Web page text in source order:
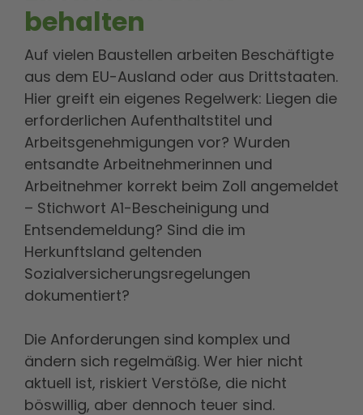
behalten
Auf vielen Baustellen arbeiten Beschäftigte
aus dem EU-Ausland oder aus Drittstaaten.
Hier greift ein eigenes Regelwerk: Liegen die
erforderlichen Aufenthaltstitel und
Arbeitsgenehmigungen vor? Wurden
entsandte Arbeitnehmerinnen und
Arbeitnehmer korrekt beim Zoll angemeldet
– Stichwort A1-Bescheinigung und
Entsendemeldung? Sind die im
Herkunftsland geltenden
Sozialversicherungsregelungen
dokumentiert?
Die Anforderungen sind komplex und
ändern sich regelmäßig. Wer hier nicht
aktuell ist, riskiert Verstöße, die nicht
böswillig, aber dennoch teuer sind.